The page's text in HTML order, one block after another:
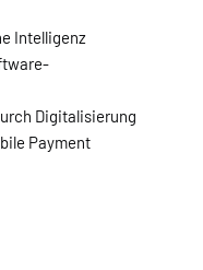
Intelligenz
Digitalisierung
Payment